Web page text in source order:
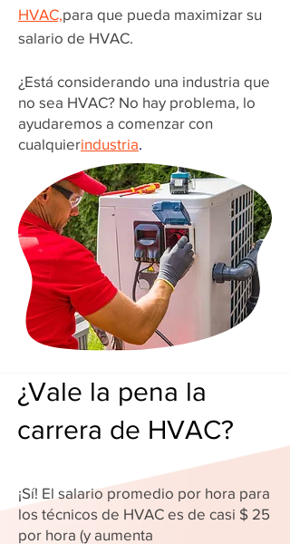
HVAC,para que pueda maximizar su
salario de HVAC.
¿Está considerando una industria que
no sea HVAC? No hay problema, lo
ayudaremos a comenzar con
cualquierindustria.
¿Vale la pena la
carrera de HVAC?
¡Sí! El salario promedio por hora para
los técnicos de HVAC es de casi $ 25
por hora (y aumenta